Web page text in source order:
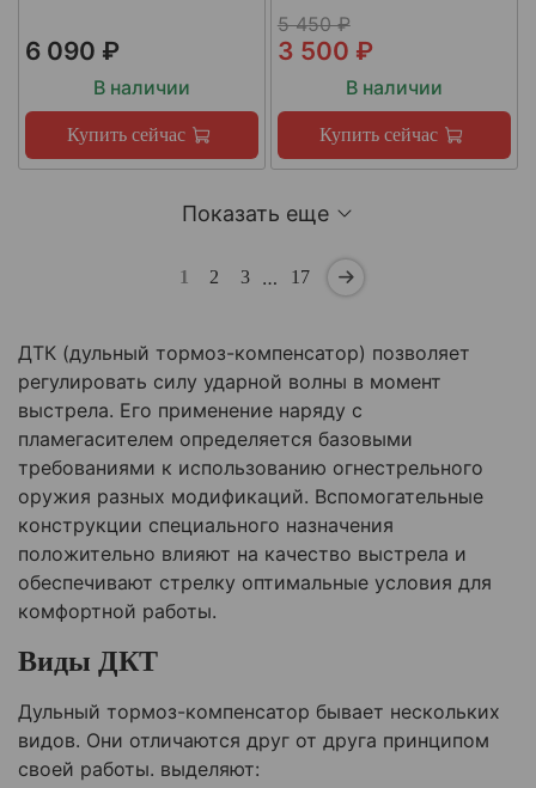
6 090 ₽
В наличии
Купить сейчас
5 450 ₽
3 500 ₽
В наличии
Купить сейчас
Показать еще
1 2 3 … 17
ДТК (дульный тормоз-компенсатор) позволяет
регулировать силу ударной волны в момент
выстрела. Его применение наряду с
пламегасителем определяется базовыми
требованиями к использованию огнестрельного
оружия разных модификаций. Вспомогательные
конструкции специального назначения
положительно влияют на качество выстрела и
обеспечивают стрелку оптимальные условия для
комфортной работы.
Виды ДКТ
Дульный тормоз-компенсатор бывает нескольких
видов. Они отличаются друг от друга принципом
своей работы. выделяют: